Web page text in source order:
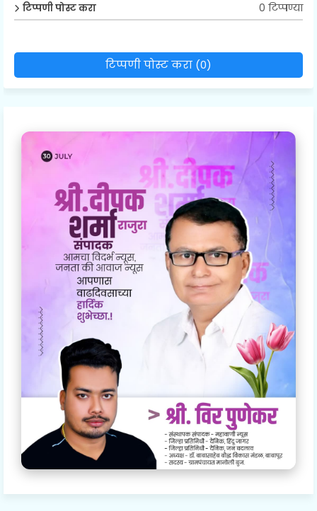
टिप्पणी पोस्ट करा 0 टिप्पण्या
टिप्पणी पोस्ट करा (0)